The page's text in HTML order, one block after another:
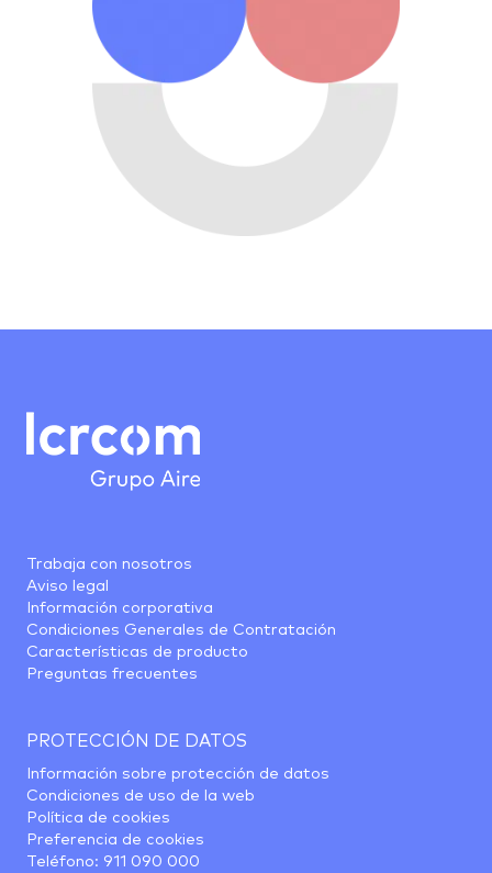
Trabaja con nosotros
Aviso legal
Información corporativa
Condiciones Generales de Contratación
Características de producto
Preguntas frecuentes
PROTECCIÓN DE DATOS
Información sobre protección de datos
Condiciones de uso de la web
Política de cookies
Preferencia de cookies
Teléfono: 911 090 000